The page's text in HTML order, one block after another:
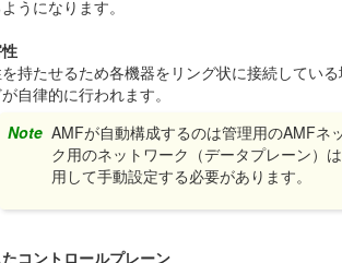
うになります。
持たせるため各機器をリング状に接続してい
自律的に行われます。
Note AMFが自動構成するのは管理用のAMFネ
ク用のネットワーク（データプレーン）
用して手動設定する必要があります。
コントロールプレーン